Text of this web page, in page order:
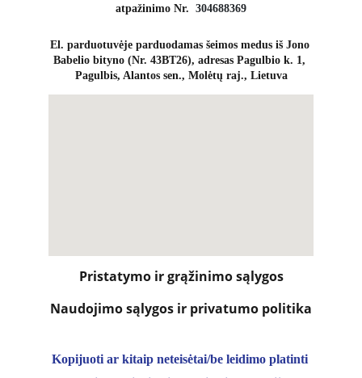
atpažinimo Nr. 304688369
El. parduotuvėje parduodamas šeimos medus iš Jono
Babelio bityno (Nr. 43BT26), adresas Pagulbio k. 1,
Pagulbis, Alantos sen., Molėtų raj., Lietuva
Naudojimo sąlygos ir privatumo politika
Pristatymo ir grąžinimo sąlygos
Kopijuoti ar kitaip neteisėtai/be leidimo platinti